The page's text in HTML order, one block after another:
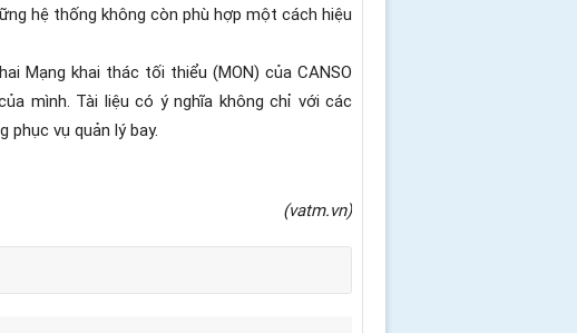
hệ thống không còn phù hợp một cách hiệu
Mạng khai thác tối thiểu (MON) của CANSO
mình. Tài liệu có ý nghĩa không chỉ với các
vụ quản lý bay.
(vatm.vn)